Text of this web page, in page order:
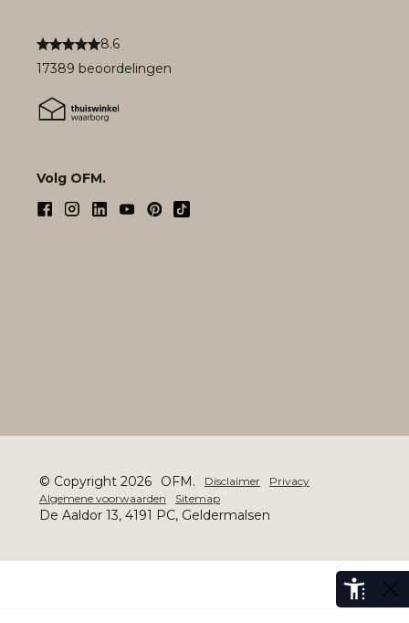
8.6
17389 beoordelingen
Volg OFM.
© Copyright 2026 OFM. Disclaimer
Privacy
Algemene voorwaarden
Sitemap
De Aaldor 13, 4191 PC, Geldermalsen